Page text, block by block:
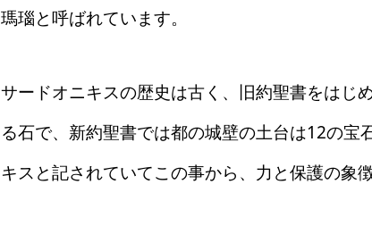
瑪瑙と呼ばれています。
サードオニキスの歴史は古く、旧約聖書をはじ
る石で、新約聖書では都の城壁の土台は12の宝
キスと記されていてこの事から、力と保護の象